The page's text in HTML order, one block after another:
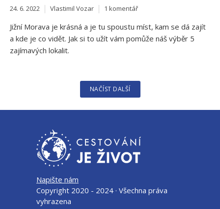
24. 6. 2022 Vlastimil Vozar 1 komentář
Jižní Morava je krásná a je tu spoustu míst, kam se dá zajít
a kde je co vidět. Jak si to užít vám pomůže náš výběr 5
zajímavých lokalit.
NAČÍST DALŠÍ
Napište nám
Copyright 2020 - 2024 · Všechna práva
vyhrazena